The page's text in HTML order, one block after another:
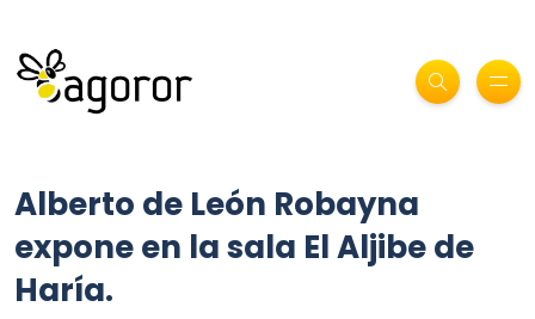
Alberto de León Robayna
expone en la sala El Aljibe de
Haría.